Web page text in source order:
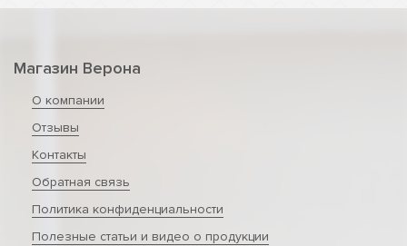
Магазин Верона
О компании
Отзывы
Контакты
Обратная связь
Политика конфиденциальности
Полезные статьи и видео о продукции